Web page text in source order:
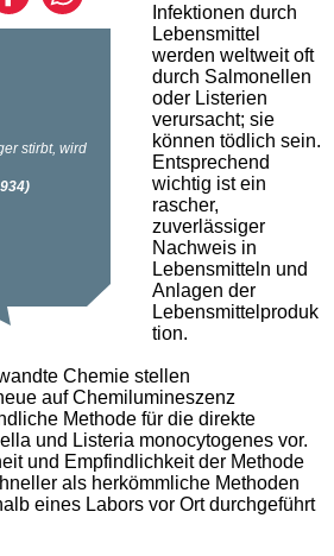
Infektionen durch
Lebensmittel
werden weltweit oft
durch Salmonellen
oder Listerien
verursacht; sie
können tödlich sein.
Entsprechend
wichtig ist ein
rascher,
zuverlässiger
Nachweis in
Lebensmitteln und
Anlagen der
Lebensmittelproduk
tion.
Chemie stellen
auf Chemilumineszenz
Methode für die direkte
und Listeria monocytogenes vor.
und Empfindlichkeit der Methode
als herkömmliche Methoden
eines Labors vor Ort durchgeführt